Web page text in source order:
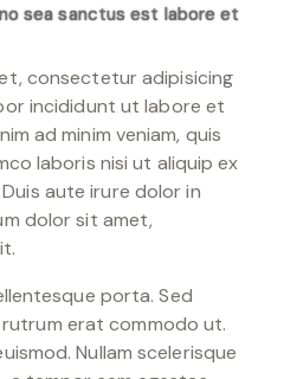
sea sanctus est labore et
consectetur adipisicing
incididunt ut labore et
ad minim veniam, quis
laboris nisi ut aliquip ex
aute irure dolor in
dolor sit amet,
porta. Sed
erat commodo ut.
Nullam scelerisque